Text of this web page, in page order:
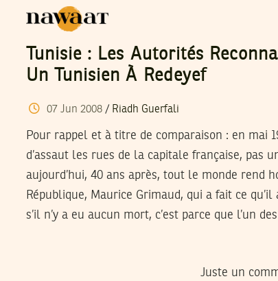
Tunisie : Les Autorités
Un Tunisien À Redeyef
07 Jun 2008/ Riadh Guerfali
Pour rappel et à titre de comparaison : en mai
d’assaut les rues de la capitale française, pas
aujourd’hui, 40 ans après, tout le monde rend
République, Maurice Grimaud, qui a fait ce
s’il n’y a eu aucun mort, c’est parce que l’un
Juste un